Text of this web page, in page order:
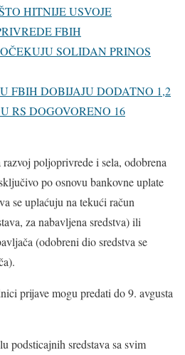
HITNIJE USVOJE
FBIH
SOLIDAN PRINOS
FBIH DOBIJAJU DODATNO 1,2
RS DOGOVORENO 16
poljoprivrede i sela, odobrena
po osnovu bankovne uplate
se uplaćuju na tekući račun
za nabavljena sredstva) ili
(odobreni dio sredstva se
prijave mogu predati do 9. avgusta
podsticajnih sredstava sa svim